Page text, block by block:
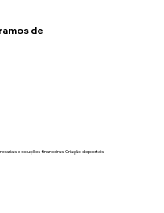
e soluções financeiras. Criação de portais
de